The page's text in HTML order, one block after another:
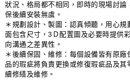
狀況、格局都不相同，即時的現場討論
保後續安裝無虞。
＊規劃設計、製圖：認真傾聽，用心規
面包含尺寸，3Ｄ配置圖及必要時提供
向溝通之差異性。
＊後續保固、維修：每個設備皆有原廠
品的瑕疵將負責更換或修復瑕疵品及其
續修繕及維修。